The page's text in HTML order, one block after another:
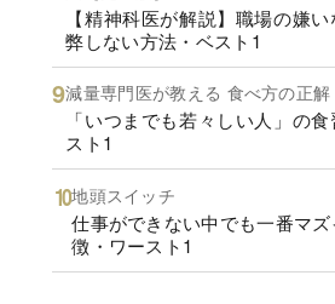
【精神科医が解説】職場の嫌
弊しない方法・ベスト1
減量専門医が教える 食べ方の正解
「いつまでも若々しい人」の
スト1
地頭スイッチ
仕事ができない中でも一番マ
徴・ワースト1